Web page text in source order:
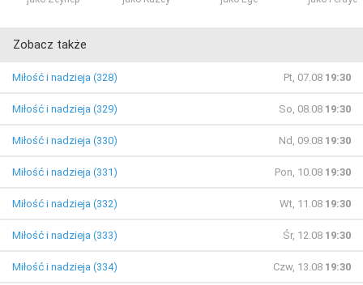
Zobacz także
Miłość i nadzieja (328) Pt, 07.08 19:30
Miłość i nadzieja (329) So, 08.08 19:30
Miłość i nadzieja (330) Nd, 09.08 19:30
Miłość i nadzieja (331) Pon, 10.08 19:30
Miłość i nadzieja (332) Wt, 11.08 19:30
Miłość i nadzieja (333) Śr, 12.08 19:30
Miłość i nadzieja (334) Czw, 13.08 19:30